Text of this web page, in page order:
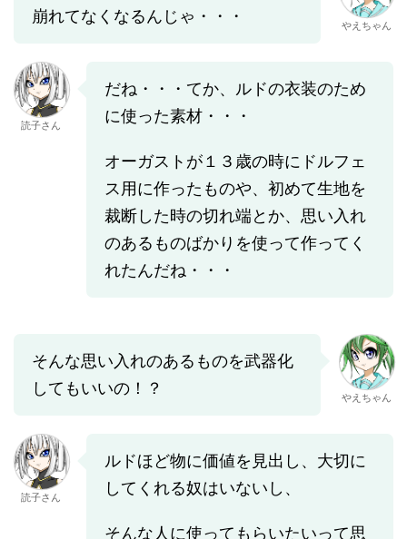
崩れてなくなるんじゃ・・・
やえちゃん
読子さん
だね・・・てか、ルドの衣装のため
に使った素材・・・
オーガストが１３歳の時にドルフェ
ス用に作ったものや、初めて生地を
裁断した時の切れ端とか、思い入れ
のあるものばかりを使って作ってく
れたんだね・・・
そんな思い入れのあるものを武器化
してもいいの！？
やえちゃん
読子さん
ルドほど物に価値を見出し、大切に
してくれる奴はいないし、
そんな人に使ってもらいたいって思